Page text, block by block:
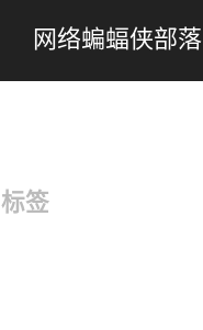
网络蝙蝠侠部落
标签